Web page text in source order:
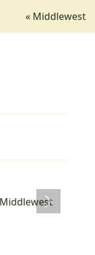
« Middlewest